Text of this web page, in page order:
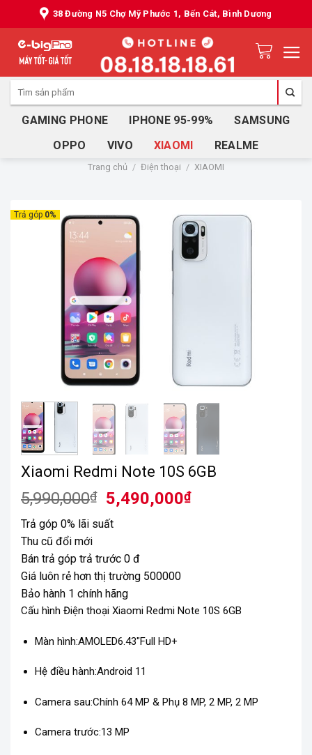
to
content
38 Đường N5 Chợ Mỹ Phước 1, Bến Cát, Bình Dương
GAMING PHONE IPHONE 95-99%
SAMSUNG
OPPO
VIVO XIAOMI REALME
Trang chủ / Điện thoại / XIAOMI
Trả góp 0%
Xiaomi Redmi Note 10S 6GB
5,990,000₫
Giá
gốc
là:
5,490,000₫Giá
Trả góp 0% lãi suất
Thu cũ đổi mới
Bán trả góp trả trước 0 đ
Giá luôn rẻ hơn thị trường 500000
Bảo hành 1 chính hãng
Cấu hình Điện thoại Xiaomi Redmi Note 10S 6GB
Màn hình:AMOLED6.43″Full HD+
Hệ điều hành:Android 11
Camera sau:Chính 64 MP & Phụ 8 MP, 2 MP, 2 MP
Camera trước:13 MP